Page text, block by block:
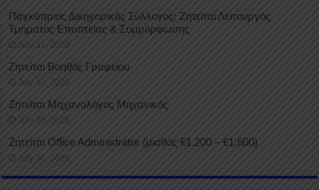
Παγκύπριος Δικηγορικός Σύλλογος: Ζητείται Λειτουργός
Τμήματος Εποπτείας & Συμμόρφωσης
July 31, 2026
Ζητείται Βοηθός Γραφείου
July 30, 2026
Ζητείται Μηχανολόγος Μηχανικός
July 30, 2026
Ζητείται Office Administrator (μισθός €1.200 – €1.600)
July 30, 2026